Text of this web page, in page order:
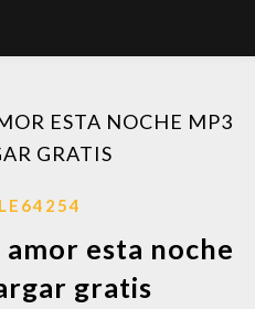
ESTA NOCHE MP3
GRATIS
esta noche
gratis